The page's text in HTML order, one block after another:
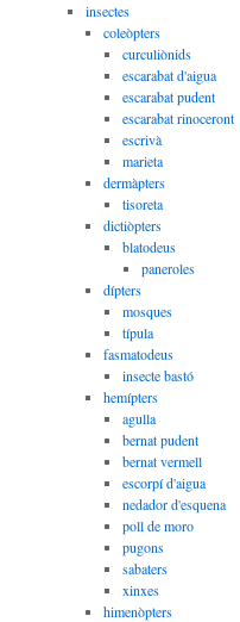
insectes
coleòpters
curculiònids
escarabat d'aigua
escarabat pudent
escarabat rinoceront
escrivà
marieta
dermàpters
tisoreta
dictiòpters
blatodeus
paneroles
dípters
mosques
típula
fasmatodeus
insecte bastó
hemípters
agulla
bernat pudent
bernat vermell
escorpí d'aigua
nedador d'esquena
poll de moro
pugons
sabaters
xinxes
himenòpters